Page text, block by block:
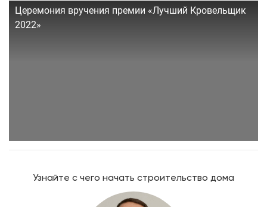
Церемония вручения премии «Лучший Кровельщик
2022»
Узнайте с чего начать строительство дома